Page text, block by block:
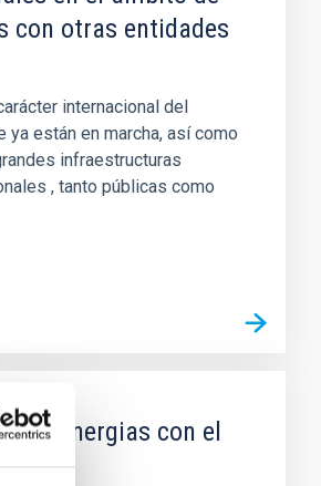
con otras entidades
internacional del
están en marcha, así como
infraestructuras
, tanto públicas como
de sinergias con el